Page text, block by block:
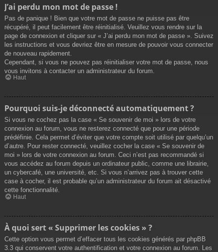
J’ai perdu mon mot de passe !
Pas de panique ! Bien que votre mot de passe ne puisse pas être
récupéré, il peut facilement être réinitialisé. Veuillez vous rendre sur la
page de connexion et cliquer sur « J’ai perdu mon mot de passe ». Suivez
les instructions et vous devriez être en mesure de pouvoir vous connecter
de nouveau rapidement.
Cependant, si vous ne pouvez pas réinitialiser votre mot de passe, nous
vous invitons à contacter un administrateur du forum.
Haut
Pourquoi suis-je déconnecté automatiquement ?
Si vous ne cochez pas la case « Se souvenir de moi » lors de votre
connexion au forum, vous ne resterez connecté que pour une période
prédéfinie. Cela permet d’éviter que votre compte soit utilisé par quelqu’un
d’autre. Pour rester connecté, veuillez cocher la case « Se souvenir de
moi » lors de votre connexion au forum. Ceci n’est pas recommandé si
vous accédez au forum depuis un ordinateur public, comme une librairie,
un cybercafé, une université, etc. Si vous n’arrivez pas à trouver cette
case à cocher, il est probable qu’un administrateur du forum ait désactivé
cette fonctionnalité.
Haut
À quoi sert « Supprimer les cookies » ?
Cette option vous permet d’effacer tous les cookies générés par phpBB
3.3 qui conservent votre authentification et votre connexion au forum. Les